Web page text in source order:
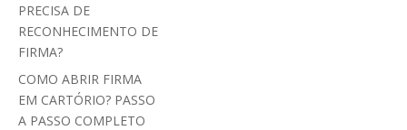
PRECISA DE
RECONHECIMENTO DE
FIRMA?
COMO ABRIR FIRMA
EM CARTÓRIO? PASSO
A PASSO COMPLETO